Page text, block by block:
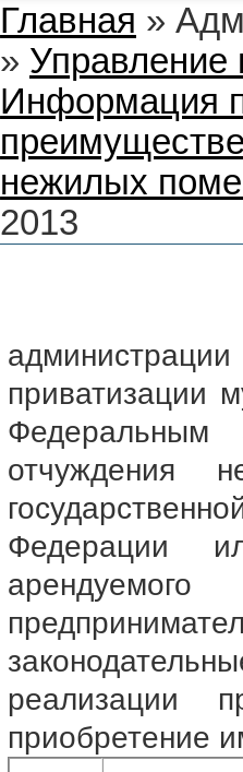
Главная »
» Управление
Информация
нежилых
2013
приватизации
отчуждения
Федерации
реализации
приобретение